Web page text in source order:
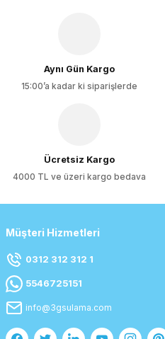
Aynı Gün Kargo
15:00’a kadar ki siparişlerde
Ücretsiz Kargo
4000 TL ve üzeri kargo bedava
Müşteri Hizmetleri
0312 312 312 1
5546725151
info@3gsulama.com